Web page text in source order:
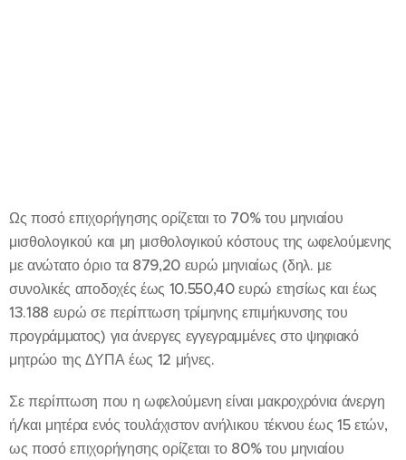
Ως ποσό επιχορήγησης ορίζεται το 70% του μηνιαίου
μισθολογικού και μη μισθολογικού κόστους της ωφελούμενης
με ανώτατο όριο τα 879,20 ευρώ μηνιαίως (δηλ. με
συνολικές αποδοχές έως 10.550,40 ευρώ ετησίως και έως
13.188 ευρώ σε περίπτωση τρίμηνης επιμήκυνσης του
προγράμματος) για άνεργες εγγεγραμμένες στο ψηφιακό
μητρώο της ΔΥΠΑ έως 12 μήνες.
Σε περίπτωση που η ωφελούμενη είναι μακροχρόνια άνεργη
ή/και μητέρα ενός τουλάχιστον ανήλικου τέκνου έως 15 ετών,
ως ποσό επιχορήγησης ορίζεται το 80% του μηνιαίου